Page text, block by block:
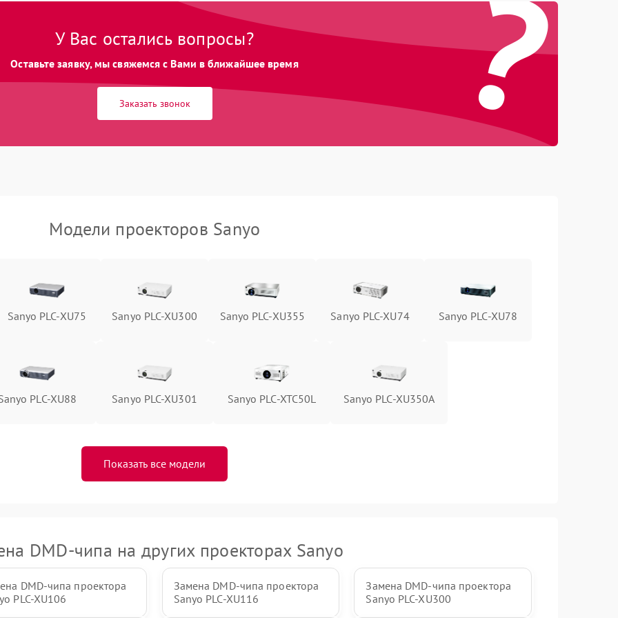
Неравномерная подсветка экрана 1 год
Не работает автоматическая
коррекция трапеции (Keystone)
Подробнее →
Проблемы с масштабированием
Подробнее →
?
У Вас остались вопросы?
Оставьте заявку, мы свяжемся с Вами в ближайшее время
Заказать звонок
Модели проекторов Sanyo
Sanyo PLC-XU75 Sanyo PLC-XU300 Sanyo PLC-XU355 Sanyo PLC-XU74 Sanyo PLC-XU78
PLC-XU88 Sanyo PLC-XU301 Sanyo PLC-XTC50L Sanyo PLC-XU350A
Показать все модели
DMD-чипа на других проекторах Sanyo
DMD-чипа проектора
PLC-XU106
Замена DMD-чипа проектора
Sanyo PLC-XU116
Замена DMD-чипа проектора
Sanyo PLC-XU300